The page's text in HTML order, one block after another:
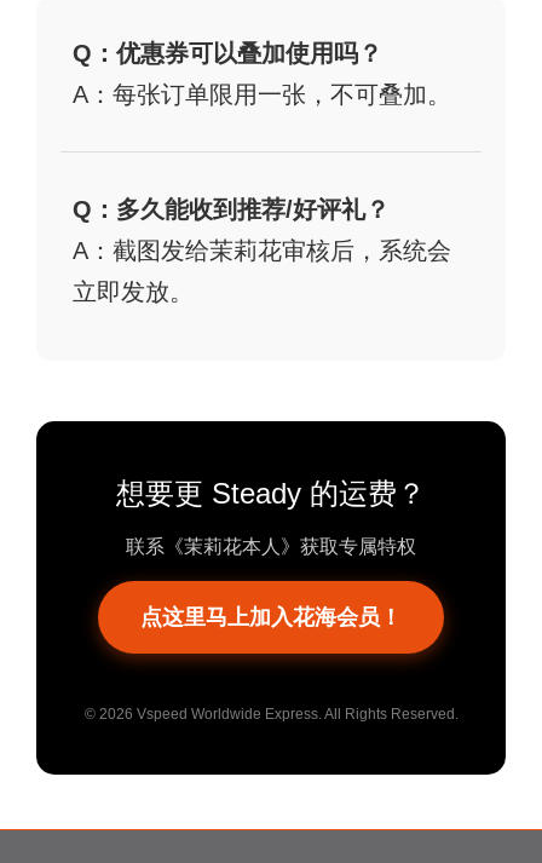
Q：优惠券可以叠加使用吗？
A：每张订单限用一张，不可叠加。
Q：多久能收到推荐/好评礼？
A：截图发给茉莉花审核后，系统会
立即发放。
想要更 Steady 的运费？
联系《茉莉花本人》获取专属特权
点这里马上加入花海会员！
© 2026 Vspeed Worldwide Express. All Rights Reserved.